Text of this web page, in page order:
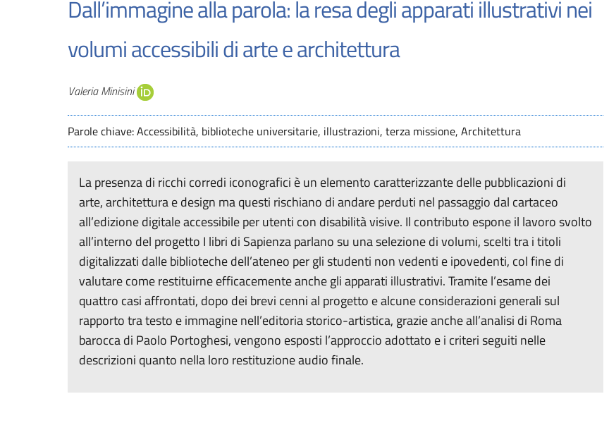
Dall’immagine alla parola: la resa degli apparati illustrativi nei
volumi accessibili di arte e architettura
Autori
Valeria Minisini
Parole chiave: Accessibilità, biblioteche universitarie, illustrazioni, terza missione, Architettura
La presenza di ricchi corredi iconografici è un elemento caratterizzante delle pubblicazioni di
arte, architettura e design ma questi rischiano di andare perduti nel passaggio dal cartaceo
all’edizione digitale accessibile per utenti con disabilità visive. Il contributo espone il lavoro svolto
all’interno del progetto I libri di Sapienza parlano su una selezione di volumi, scelti tra i titoli
digitalizzati dalle biblioteche dell’ateneo per gli studenti non vedenti e ipovedenti, col fine di
valutare come restituirne efficacemente anche gli apparati illustrativi. Tramite l’esame dei
quattro casi affrontati, dopo dei brevi cenni al progetto e alcune considerazioni generali sul
rapporto tra testo e immagine nell’editoria storico-artistica, grazie anche all’analisi di Roma
barocca di Paolo Portoghesi, vengono esposti l’approccio adottato e i criteri seguiti nelle
descrizioni quanto nella loro restituzione audio finale.